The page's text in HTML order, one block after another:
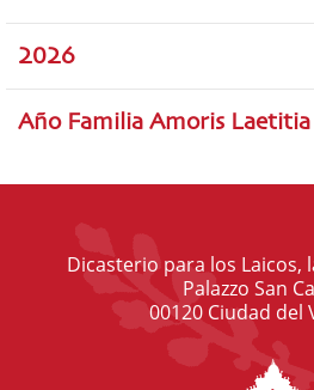
2026
Año Familia Amoris Laetitia
Dicasterio para los Laicos,
Palazzo San
00120 Ciudad del